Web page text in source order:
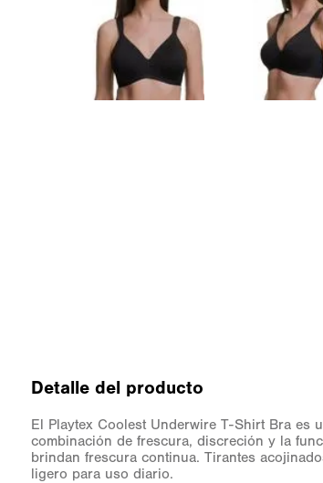
Detalle del producto
El Playtex Coolest Underwire T-Shirt Bra es
combinación de frescura, discreción y la
brindan frescura continua. Tirantes
ligero para uso diario.